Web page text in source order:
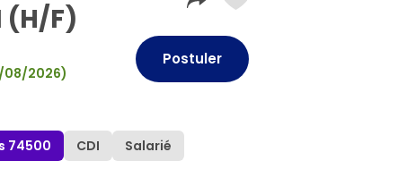
(H/F)
08/2026)
Postuler
74500 CDI
Salarié